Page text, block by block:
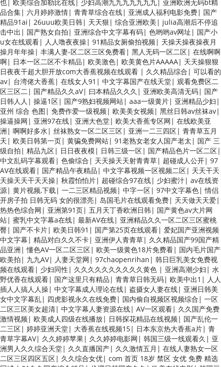
也| 欧美综合加勒比在线| 少妇高潮九九九九九九九| 亚洲欧洲无码bt精
品合集| 六月婷婷激情| 青青草综合在线| 亚洲成人福利电影免费| 国产
精品91ai | 26uuu欧美日韩| 天天狠 | 综合亚洲欧美 | julia高潮后不停追
击中出 | 国产熟女自拍 | 亚洲综合中文字幕有码| 色哟哟av网址 | 国产小
u女在线观看| 人人噜夜夜操| 91精品女厕偷拍视频| 天操天操夜操夜月
操月年年操| 丰满人妻-区二区三区免费看| 黑人无码一区二区| 在线啊啊
啊| 日本一区二区不卡精品 | 欧美激色| 欧美黄色片AAAAA| 天天操狠狠
日夜夜干超大胆开放com大香蕉视频在线观看 | 久久精品综合 | 可以看的
av| 台湾佬大香蕉| 在线女人91 | 中文字幕国产在线天堂| 观看免费区二
区三区二| 国产精品久久aV| 曰本精品久久久 | 亚洲欧美高清无码| 国产
日韩人人 | 操逼1区| 国产9熟妇视频网站| aaa一级黄片| 亚洲精品少妇 |
亚州 综合 色图 | 免费作爱一级视频| 欧美美女视频| 黑丝日韩av丝袜av|
操逼操网 | 亚洲97在线| 亚洲大色堂| 欧美大香蕉专区网 | 在线欧美亚
洲 | 啊啊好多水| 丝袜熟女一区二区三区| 亚洲一二三四区| 青青草五月
天 | 欧美日韩第一页| 黄骗免费网站| 91老熟女老女人国产老太 | 国产 三
级自拍 | 精品九区| 日日夜夜模| 日韩三级一区| 国产精品色片一区二区|
中文乱码字幕观看| 色偷综合 | 天天操天天射青青草| 超碰成人公开| 97
AV在线观看| 国产精品午夜精品 | 中文字幕视频一区视频二区| 天天干天
天操天天干天天操| 秋霞怕怕片| 超碰综合97在线| 少妇蜜汁| av在线资
源| 黄片视频,下载| 一二三区精品视频| 中字一区| 97中文字幕色|情侣
开房子拍 日韩无码 女的很漂亮| 岛国毛片在线观看免费| 天天做天天爱|
热热色综合网 | 亚洲第91页| 五月天丁香欧洲日韩| 国产黄色av大片网
站| 蜜乳中文字幕a在线| 最新AV在线| 亚洲精品久久一区二区三区蜜桃
臀| 国产不卡片| 欧美日韩91 | 国产第25页在线观看| 爱妃国产亚洲视频
中文字幕 | 精品对白久久不卡| 亚洲伊人青青草| 久久精品国产99国产精
品亚洲 |懂色AV一区二区三区| 欧美一级黄色18片免费看| 国内毛片国产
欧美拍 | 九九AV| 人妻天堂网 | 97chaopenrihan | 韩日巨乳美女免费视
频在线观看| 少妇同性 | 久久久久久久久久久久黄色 | 亚洲高潮少妇 | 水
野优香在线观看| 国产这里只有精品 | 青青草日韩无码| 欧美中出1 | 人人
插人人搞人人操| 中文字幕成人理论在线| 盗摄女人妻在线| 亚洲日韩美
女中文字幕乱| 四虎影视永久在线免费| 国内偷自视频区视频综合 | 一区
二区三区美女超清| 中文字幕人妻资源在线| AV一区观看| 久久国产免费
激情视频| 欧美成人四级在线播放| 日韩探花精品在线视频| 国产乱伦一
二三区| 婷婷亚洲天堂| 大香蕉在线视频15| 日本东京热大香蕉a片| 青
青草字幕AV| 久久婷婷苹果| 久久婷婷电影网 | 韩国三级一线观看久 | 亚
洲男人久久综合天堂| 久久直播国产| 久久激情五月 | 在线人妻熟女一区
二区三区四区五区| 久久综合女优| com 首页 18岁 禁区 女优 免费 精选